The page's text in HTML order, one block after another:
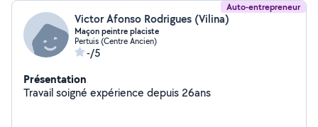
Auto-entrepreneur
Victor Afonso Rodrigues (Vilina)
Maçon peintre placiste
Pertuis (Centre Ancien)
-/5
Présentation
Travail soigné expérience depuis 26ans